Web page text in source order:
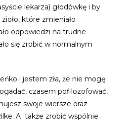
lekarza) głodówkę i by
które zmieniało
odpowiedzi na trudne
się zrobić w normalnym
i jestem zła, że nie mogę
czasem pofilozofować,
swoje wiersze oraz
A także zrobić wspólnie